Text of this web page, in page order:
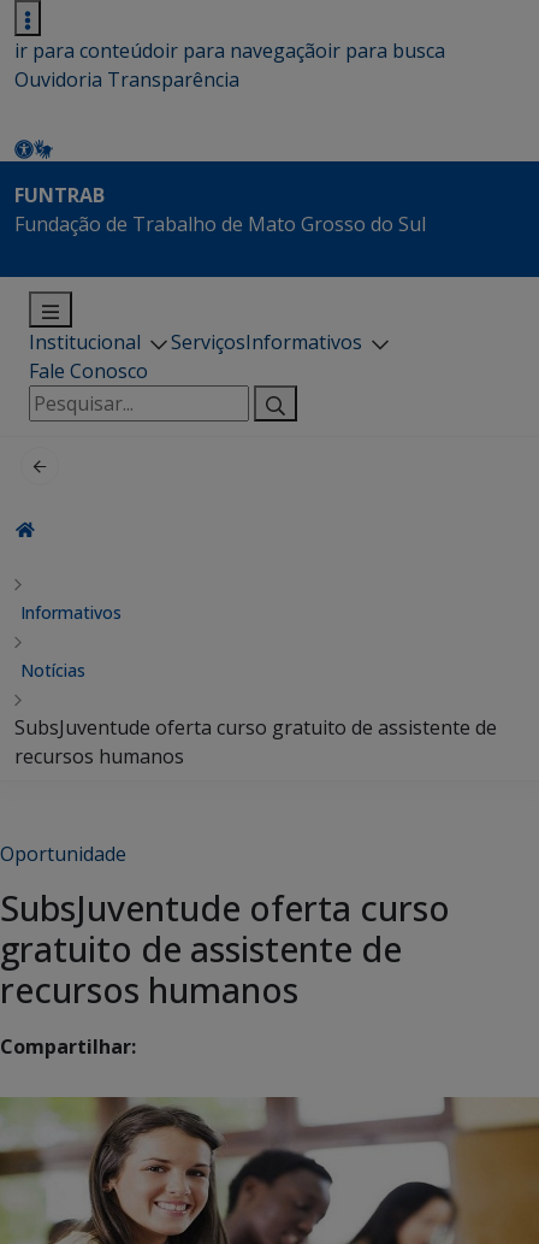
ir para conteúdoir para navegaçãoir para busca
Ouvidoria Transparência
FUNTRAB
Fundação de Trabalho de Mato Grosso do Sul
Institucional ServiçosInformativos
Fale Conosco
Pesquisar
por:
Informativos
Notícias
SubsJuventude oferta curso gratuito de assistente de
recursos humanos
Oportunidade
SubsJuventude oferta curso
gratuito de assistente de
recursos humanos
Compartilhar: